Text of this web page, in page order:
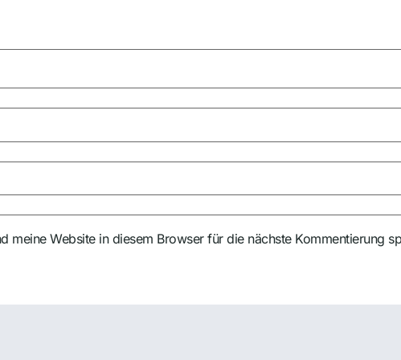
meine Website in diesem Browser für die nächste Kommentierung